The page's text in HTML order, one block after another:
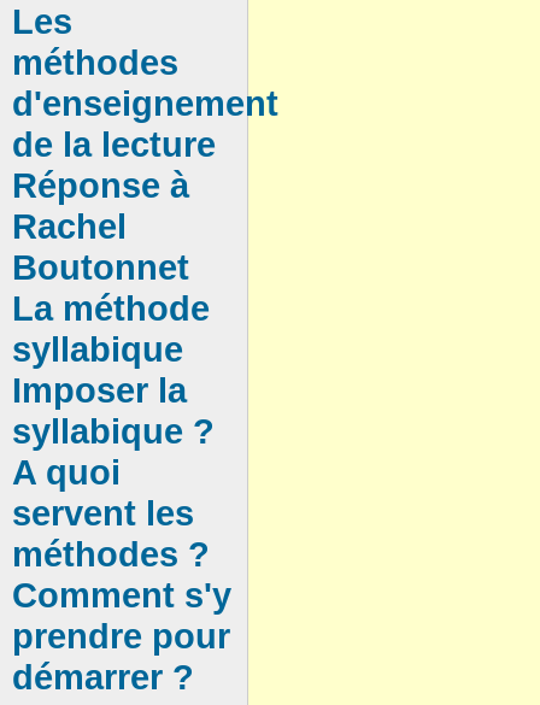
Les
méthodes
d'enseignement
de la lecture
Réponse à
Rachel
Boutonnet
La méthode
syllabique
Imposer la
syllabique ?
A quoi
servent les
méthodes ?
Comment s'y
prendre pour
démarrer ?